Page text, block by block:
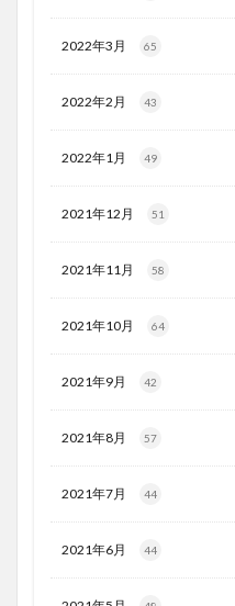
2022年3月 65
2022年2月 43
2022年1月 49
2021年12月 51
2021年11月 58
2021年10月 64
2021年9月 42
2021年8月 57
2021年7月 44
2021年6月 44